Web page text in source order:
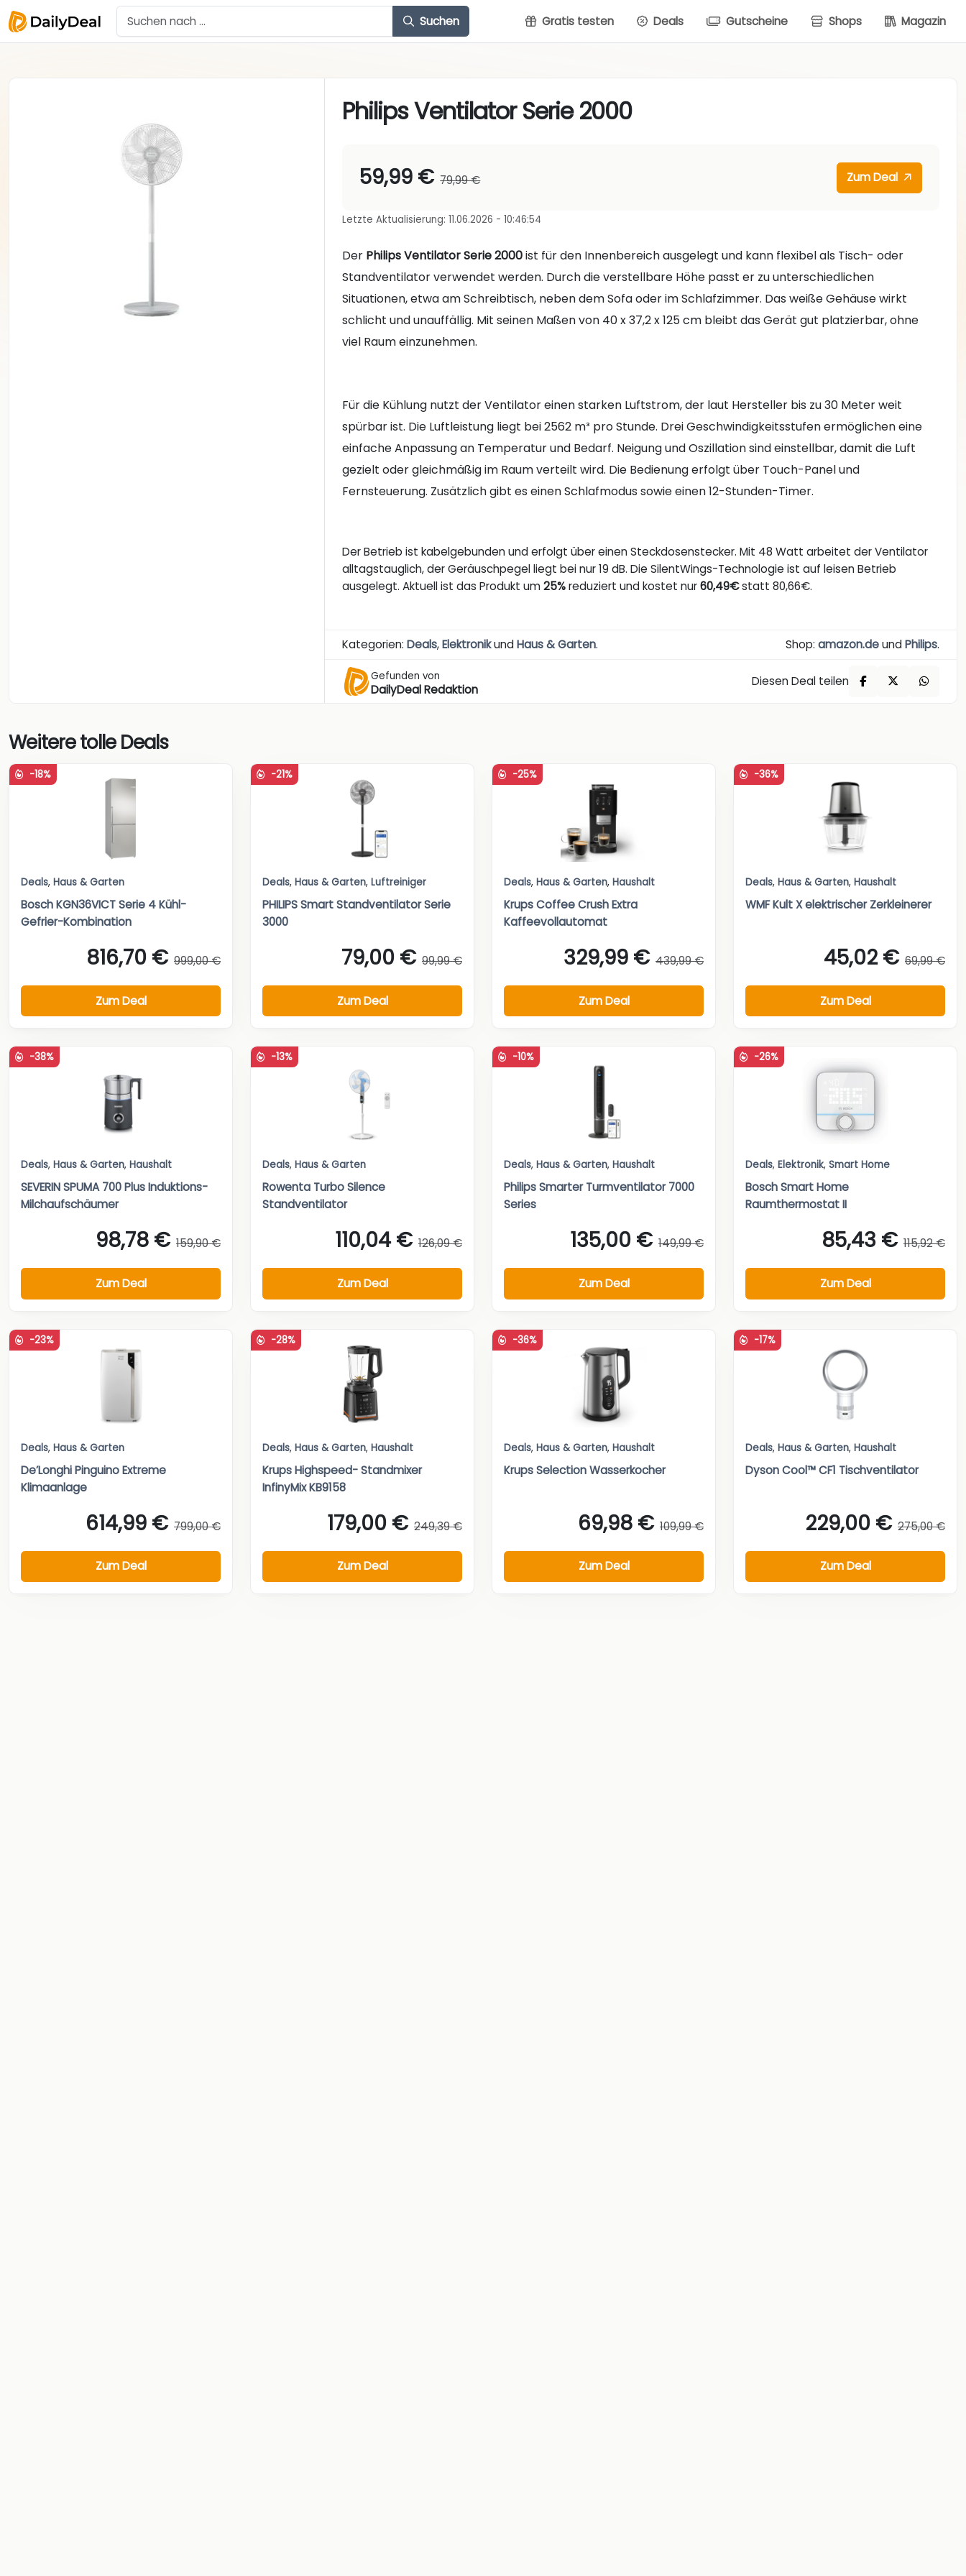
Suchen Gratis testen Deals Gutscheine Shops Magazin
Philips Ventilator Serie 2000
59,99 € 79,99 € Zum Deal
Letzte Aktualisierung: 11.06.2026 - 10:46:54
Der Philips Ventilator Serie 2000ist für den Innenbereich ausgelegt und kann flexibel als Tisch- oder
Standventilator verwendet werden. Durch die verstellbare Höhe passt er zu unterschiedlichen
Situationen, etwa am Schreibtisch, neben dem Sofa oder im Schlafzimmer. Das weiße Gehäuse wirkt
schlicht und unauffällig. Mit seinen Maßen von 40 x 37,2 x 125 cm bleibt das Gerät gut platzierbar, ohne
viel Raum einzunehmen.
Für die Kühlung nutzt der Ventilator einen starken Luftstrom, der laut Hersteller bis zu 30 Meter weit
spürbar ist. Die Luftleistung liegt bei 2562 m³ pro Stunde. Drei Geschwindigkeitsstufen ermöglichen eine
einfache Anpassung an Temperatur und Bedarf. Neigung und Oszillation sind einstellbar, damit die Luft
gezielt oder gleichmäßig im Raum verteilt wird. Die Bedienung erfolgt über Touch-Panel und
Fernsteuerung. Zusätzlich gibt es einen Schlafmodus sowie einen 12-Stunden-Timer.
Der Betrieb ist kabelgebunden und erfolgt über einen Steckdosenstecker. Mit 48 Watt arbeitet der Ventilator
alltagstauglich, der Geräuschpegel liegt bei nur 19 dB. Die SilentWings-Technologie ist auf leisen Betrieb
ausgelegt. Aktuell ist das Produkt um25%reduziert und kostet nur60,49€statt 80,66€.
Kategorien:Deals,ElektronikundHaus & Garten. Shop: amazon.deundPhilips.
Gefunden von
DailyDeal Redaktion
Diesen Deal teilen
Weitere tolle Deals
-18%
Deals, Haus & Garten
Bosch KGN36VICT Serie 4 Kühl-
Gefrier-Kombination
816,70 € 999,00 €
Zum Deal
-21%
Deals, Haus & Garten, Luftreiniger
PHILIPS Smart Standventilator Serie
3000
79,00 € 99,99 €
Zum Deal
-25%
Deals, Haus & Garten, Haushalt
Krups Coffee Crush Extra
Kaffeevollautomat
329,99 € 439,99 €
Zum Deal
-36%
Deals, Haus & Garten, Haushalt
WMF Kult X elektrischer Zerkleinerer
45,02 € 69,99 €
Zum Deal
-38%
Deals, Haus & Garten, Haushalt
SEVERIN SPUMA 700 Plus Induktions-
Milchaufschäumer
98,78 € 159,90 €
Zum Deal
-13%
Deals, Haus & Garten
Rowenta Turbo Silence
Standventilator
110,04 € 126,09 €
Zum Deal
-10%
Deals, Haus & Garten, Haushalt
Philips Smarter Turmventilator 7000
Series
135,00 € 149,99 €
Zum Deal
-26%
Deals, Elektronik, Smart Home
Bosch Smart Home
Raumthermostat II
85,43 € 115,92 €
Zum Deal
-23%
Deals, Haus & Garten
De’Longhi Pinguino Extreme
Klimaanlage
614,99 € 799,00 €
Zum Deal
-28%
Deals, Haus & Garten, Haushalt
Krups Highspeed- Standmixer
InfinyMix KB9158
179,00 € 249,39 €
Zum Deal
-36%
Deals, Haus & Garten, Haushalt
Krups Selection Wasserkocher
69,98 € 109,99 €
Zum Deal
-17%
Deals, Haus & Garten, Haushalt
Dyson Cool™ CF1 Tischventilator
229,00 € 275,00 €
Zum Deal